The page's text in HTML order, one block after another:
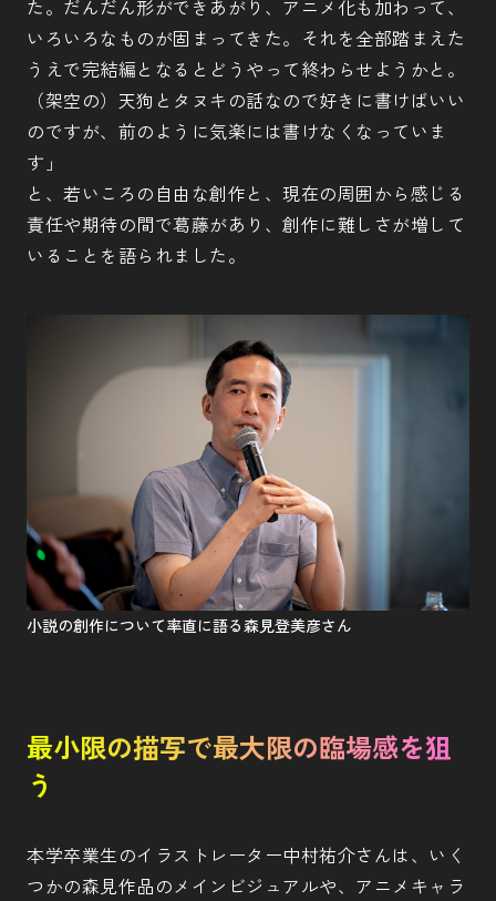
た。だんだん形ができあがり、アニメ化も加わって、
いろいろなものが固まってきた。それを全部踏まえた
うえで完結編となるとどうやって終わらせようかと。
（架空の）天狗とタヌキの話なので好きに書けばいい
のですが、前のように気楽には書けなくなっていま
す」
と、若いころの自由な創作と、現在の周囲から感じる
責任や期待の間で葛藤があり、創作に難しさが増して
いることを語られました。
小説の創作について率直に語る森見登美彦さん
最小限の描写で最大限の臨場感を狙
う
本学卒業生のイラストレーター中村祐介さんは、いく
つかの森見作品のメインビジュアルや、アニメキャラ